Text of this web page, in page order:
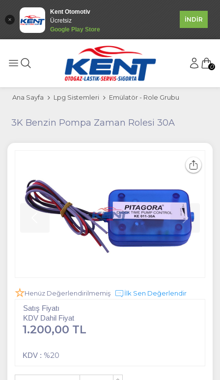
Kent Otomotiv
Ücretsiz
Google Play Store
İNDİR
0
Ana Sayfa Lpg Sistemleri Emülatör - Role Grubu
3K Benzin Pompa Zaman Rolesi 30A
Henüz Değerlendirilmemiş İlk Sen Değerlendir
Satış Fiyatı
KDV Dahil Fiyat
1.200,00 TL
KDV : %20